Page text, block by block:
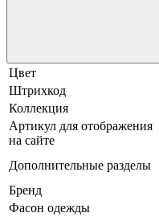
Цвет
Штрихкод
Коллекция
Артикул для отображения
на сайте
Дополнительные разделы
Бренд
Фасон одежды